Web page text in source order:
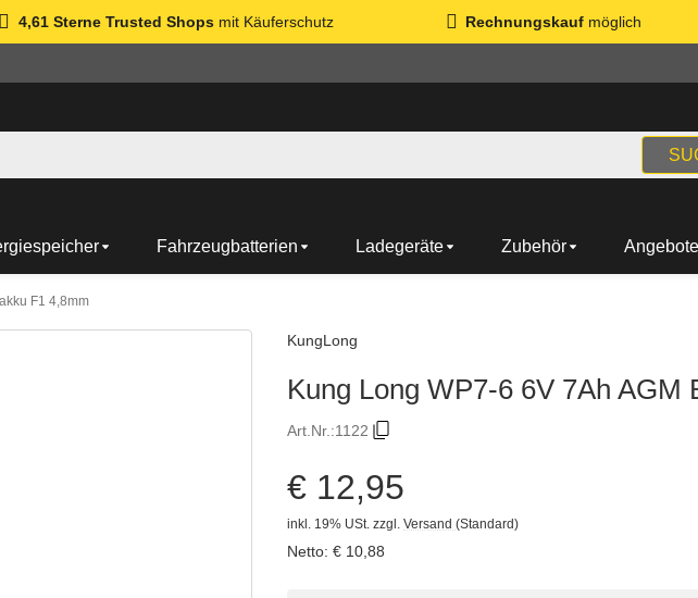
4,61 Sterne Trusted Shopsmit Käuferschutz Rechnungskauf möglich
Fahrzeugbatterien Ladegeräte Zubehör Angebote
F1 4,8mm
KungLong
Kung Long WP7-6 6V 7Ah AGM
Art.Nr.:1122
€ 12,95
inkl. 19% USt. zzgl. Versand (Standard)
Netto: € 10,88